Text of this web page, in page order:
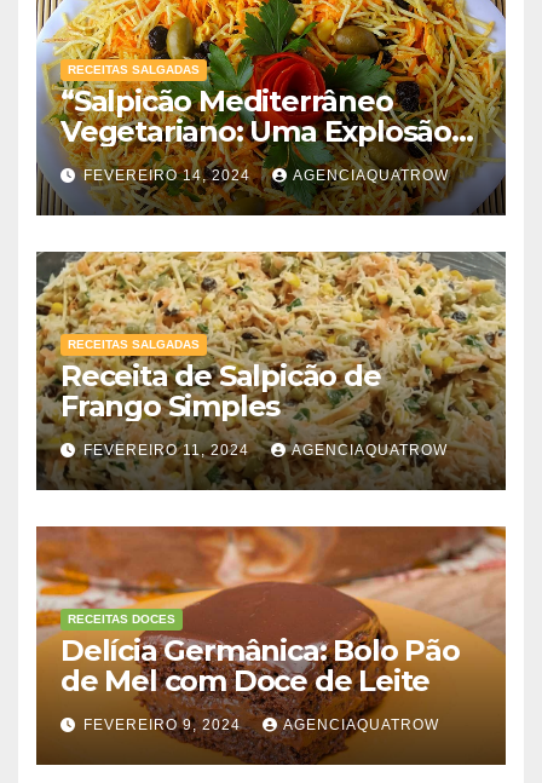
RECEITAS SALGADAS
“Salpicão Mediterrâneo
Vegetariano: Uma Explosão
de Sabores!”
FEVEREIRO 14, 2024 AGENCIAQUATROW
RECEITAS SALGADAS
Receita de Salpicão de
Frango Simples
FEVEREIRO 11, 2024 AGENCIAQUATROW
RECEITAS DOCES
Delícia Germânica: Bolo Pão
de Mel com Doce de Leite
FEVEREIRO 9, 2024 AGENCIAQUATROW